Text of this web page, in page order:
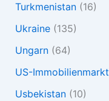
Turkmenistan(16)
Ukraine(135)
Ungarn(64)
US-Immobilienmarkt
Usbekistan(10)